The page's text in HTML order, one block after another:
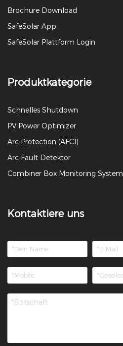
Brochure Download
SafeSolar App
SafeSolar Plattform Login
Produktkategorie
Schnelles Shutdown
PV Power Optimizer
Arc Protection (AFCI)
Arc Fault Detektor
Combiner Box Monitoring System
Kontaktiere uns